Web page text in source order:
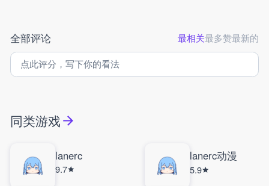
全部评论 最相关最多赞最新的
同类游戏
lanerc
9.7
lanerc动漫
5.9